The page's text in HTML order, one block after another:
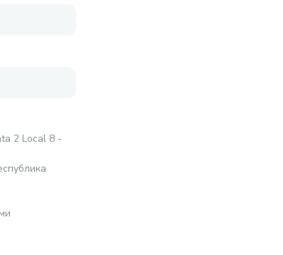
2 Local 8 -